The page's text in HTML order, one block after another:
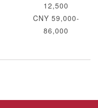
12,500
CNY 59,000-
86,000